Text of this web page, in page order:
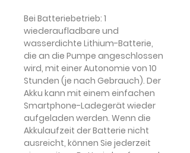
Bei Batteriebetrieb: 1
wiederaufladbare und
wasserdichte Lithium-Batterie,
die an die Pumpe angeschlossen
wird, mit einer Autonomie von 10
Stunden (je nach Gebrauch). Der
Akku kann mit einem einfachen
Smartphone-Ladegerät wieder
aufgeladen werden. Wenn die
Akkulaufzeit der Batterie nicht
ausreicht, können Sie jederzeit